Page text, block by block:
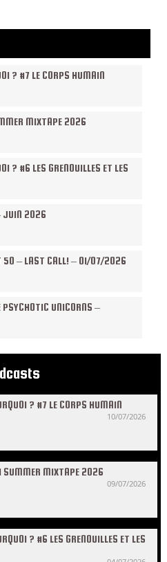
? #7 LE CORPS HUMAIN
MIXTAPE 2026
? #6 LES GRENOUILLES ET LES
JUIN 2026
50 – LAST CALL! – 01/07/2026
PSYCHOTIC UNICORNS –
? #7 LE CORPS HUMAIN
10/07/2026
SUMMER MIXTAPE 2026
09/07/2026
? #6 LES GRENOUILLES ET LES